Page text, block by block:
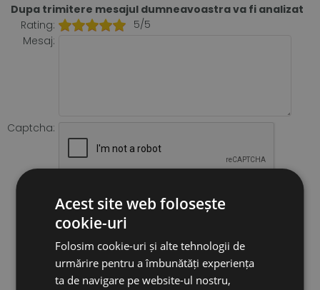
Dupa trimitere mesajul dumneavoastra va fi analizat
Rating:
5/5
Mesaj:
Captcha:
Acest site web folosește
cookie-uri
Folosim cookie-uri și alte tehnologii de
urmărire pentru a îmbunătăți experiența
ta de navigare pe website-ul nostru,